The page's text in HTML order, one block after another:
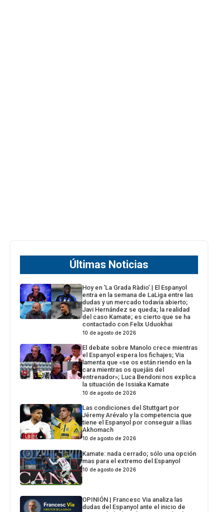
Últimas Noticias
Hoy en ‘La Grada Ràdio’ | El Espanyol
entra en la semana de LaLiga entre las
dudas y un mercado todavía abierto;
Javi Hernández se queda; la realidad
del caso Kamate; es cierto que se ha
contactado con Felix Uduokhai
10 de agosto de 2026
El debate sobre Manolo crece mientras
el Espanyol espera los fichajes; Via
lamenta que «se os están riendo en la
cara mientras os quejáis del
entrenador»; Luca Bendoni nos explica
la situación de Issiaka Kamate
10 de agosto de 2026
Las condiciones del Stuttgart por
Jéremy Arévalo y la competencia que
tiene el Espanyol por conseguir a Ilias
Akhomach
10 de agosto de 2026
Kamate: nada cerrado; sólo una opción
mas para el extremo del Espanyol
10 de agosto de 2026
OPINIÓN | Francesc Via analiza las
dudas del Espanyol ante el inicio de